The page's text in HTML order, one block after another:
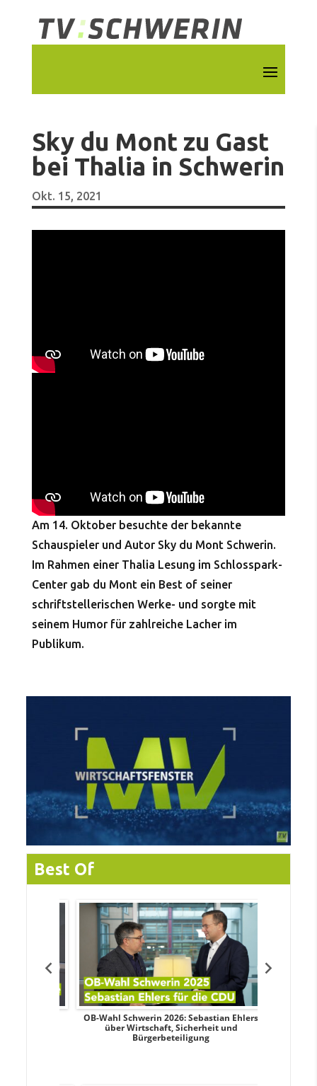
Sky du Mont zu Gast
bei Thalia in Schwerin
Okt. 15, 2021
Am 14. Oktober besuchte der bekannte
Schauspieler und Autor Sky du Mont Schwerin.
Im Rahmen einer Thalia Lesung im Schlosspark-
Center gab du Mont ein Best of seiner
schriftstellerischen Werke- und sorgte mit
seinem Humor für zahlreiche Lacher im
Publikum.
Best Of
OB-Wahl Schwerin 2026: Sebastian Ehlers
über Wirtschaft, Sicherheit und
Bürgerbeteiligung